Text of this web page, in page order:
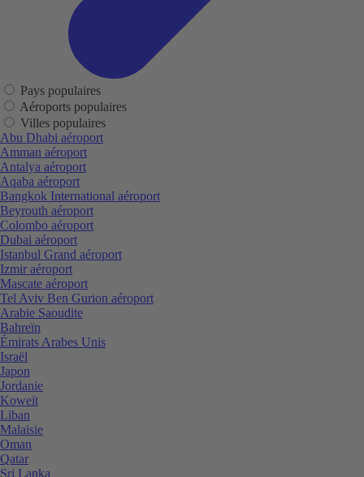
Pays populaires
Aéroports populaires
Villes populaires
Abu Dhabi aéroport
Amman aéroport
Antalya aéroport
Aqaba aéroport
Bangkok International aéroport
Beyrouth aéroport
Colombo aéroport
Dubai aéroport
Istanbul Grand aéroport
Izmir aéroport
Mascate aéroport
Tel Aviv Ben Gurion aéroport
Arabie Saoudite
Bahreïn
Émirats Arabes Unis
Israël
Japon
Jordanie
Koweït
Liban
Malaisie
Oman
Qatar
Sri Lanka